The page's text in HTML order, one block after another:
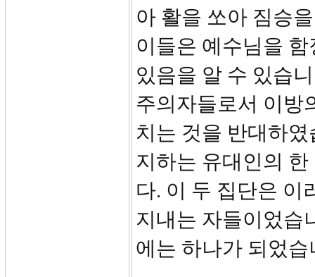
아 활을 쏘아 짐승
이들은 예수님을
있음을 알 수 있습
주의자들로서 이방
치는 것을 반대하
지하는 유대인의
다. 이 두 집단은 이
지내는 자들이었습
에는 하나가 되었습